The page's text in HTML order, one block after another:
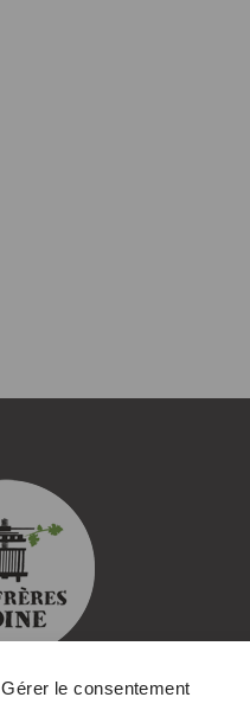
Gérer le consentement